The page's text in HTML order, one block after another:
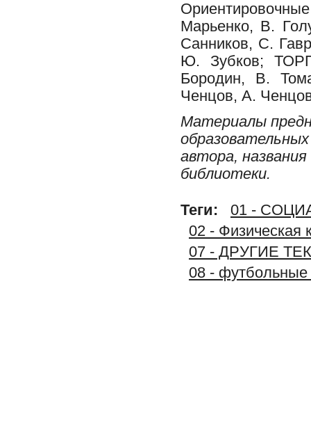
Марьенко, В.
Санников, С.
Ю. Зубков;
Бородин, В.
Ченцов, А.
Материалы
автора,
библиотеки.
Теги:
01 -
02 - Физическая
07 - ДРУГИЕ
08 -